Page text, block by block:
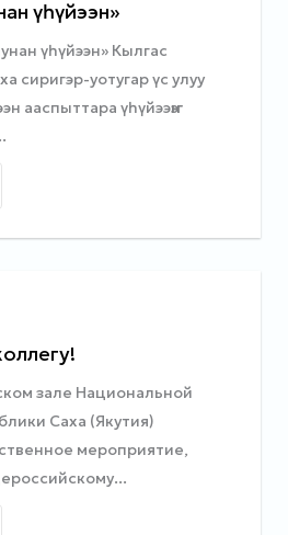
үһүйээн»
үһүйээн» Кылгас
сиригэр-уотугар үс улуу
ааспыттара үһүйээҥҥэ
зале Национальной
Саха (Якутия)
мероприятие,